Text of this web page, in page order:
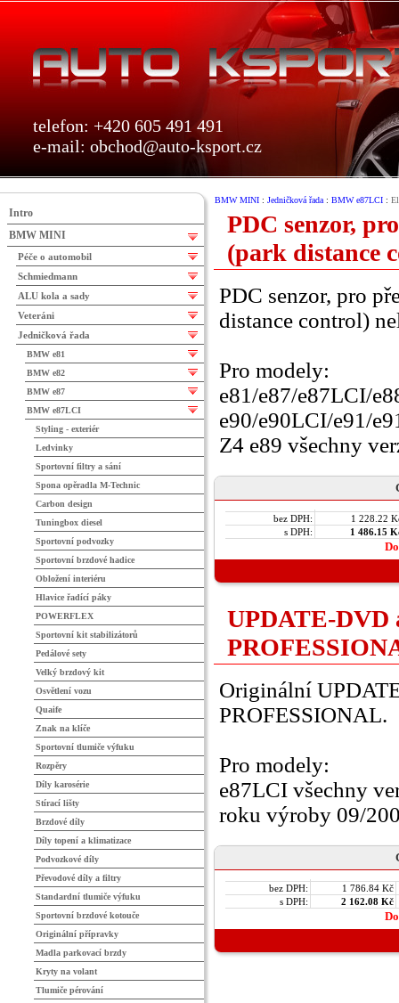
telefon: +420 605 491 491
e-mail: obchod@auto-ksport.cz
BMW MINI : Jedničková řada : BMW e87LCI :
PDC senzor,
(park distance
PDC senzor, pro
distance control)
Pro modely:
e81/e87/e87LCI/
e90/e90LCI/e91/
Z4 e89 všechny
bez DPH:
1 228.22
s DPH:
1 486.15
UPDATE-DVD
Originální
PROFESSIONAL.
Pro modely:
e87LCI všechny
roku výroby 09/
bez DPH:
1 786.84 Kč
s DPH:
2 162.08 Kč
Intro
BMW MINI
Péče o automobil
Schmiedmann
ALU kola a sady
Veteráni
Jedničková řada
BMW e81
BMW e82
BMW e87
BMW e87LCI
Styling - exteriér
Ledvinky
Sportovní filtry a sání
Spona opěradla M-Technic
Carbon design
Tuningbox diesel
Sportovní podvozky
Sportovní brzdové hadice
Obložení interiéru
Hlavice řadící páky
POWERFLEX
Sportovní kit stabilizátorů
Pedálové sety
Velký brzdový kit
Osvětlení vozu
Quaife
Znak na klíče
Sportovní tlumiče výfuku
Rozpěry
Díly karosérie
Stírací lišty
Brzdové díly
Díly topení a klimatizace
Podvozkové díly
Převodové díly a filtry
Standardní tlumiče výfuku
Sportovní brzdové kotouče
Originální přípravky
Madla parkovací brzdy
Kryty na volant
Tlumiče pérování